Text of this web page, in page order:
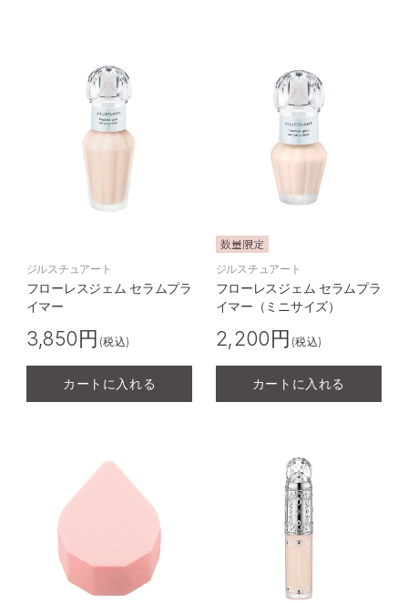
ジルスチュアート
フローレスジェム セラムプラ
イマー
3,850円 (税込)
カートに入れる
ジルスチュアート
フローレスジェム セラムプラ
イマー（ミニサイズ）
2,200円 (税込)
カートに入れる